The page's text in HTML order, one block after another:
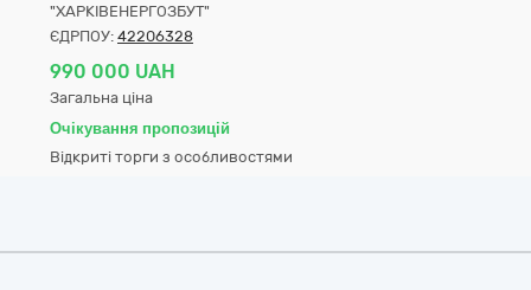
"ХАРКІВЕНЕРГОЗБУТ"
ЄДРПОУ: 42206328
990 000 UAH
Загальна ціна
Очікування пропозицій
Відкриті торги з особливостями